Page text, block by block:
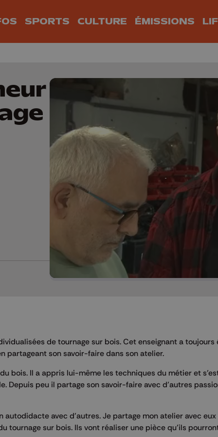
SPORTS CULTURE ÉMISSIONS
de tournage sur bois. Cet enseignant a toujours
partageant son savoir-faire dans son atelier.
bois. Il a appris lui-même les techniques du métier et
Depuis peu il partage son savoir-faire avec d’autres
autodidacte avec d’autres. Je partage mon atelier avec
tournage sur bois. Ils vont réaliser une pièce qu’ils